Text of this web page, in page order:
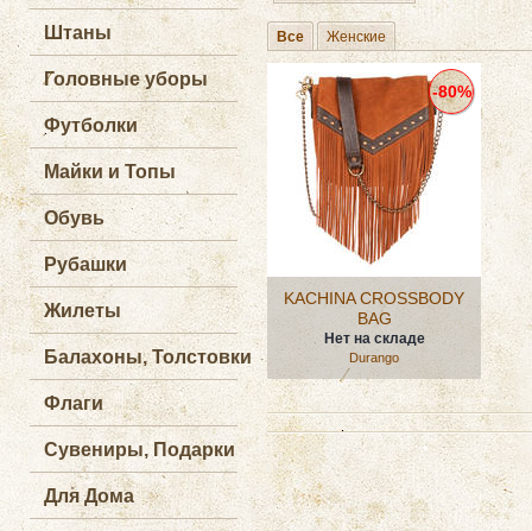
Штаны
Головные уборы
Футболки
Майки и Топы
Обувь
Рубашки
Жилеты
Балахоны, Толстовки
Флаги
Сувениры, Подарки
Для Дома
Все Женские
KACHINA CROSSBODY
BAG
Нет на складе
Durango
-80%